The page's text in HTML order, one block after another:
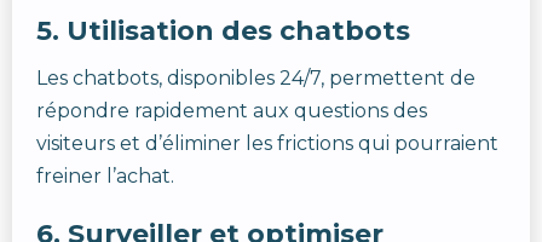
5. Utilisation des chatbots
Les chatbots, disponibles 24/7, permettent de
répondre rapidement aux questions des
visiteurs et d’éliminer les frictions qui pourraient
freiner l’achat.
6. Surveiller et optimiser